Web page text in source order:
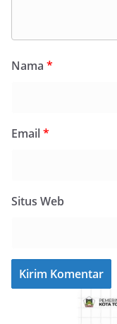
Nama *
Email*
Situs Web